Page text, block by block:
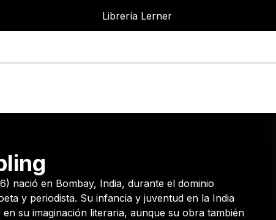
Librería Lerner
nació en Bombay, India, durante el dominio
y periodista. Su infancia y juventud en la India
su imaginación literaria, aunque su obra también